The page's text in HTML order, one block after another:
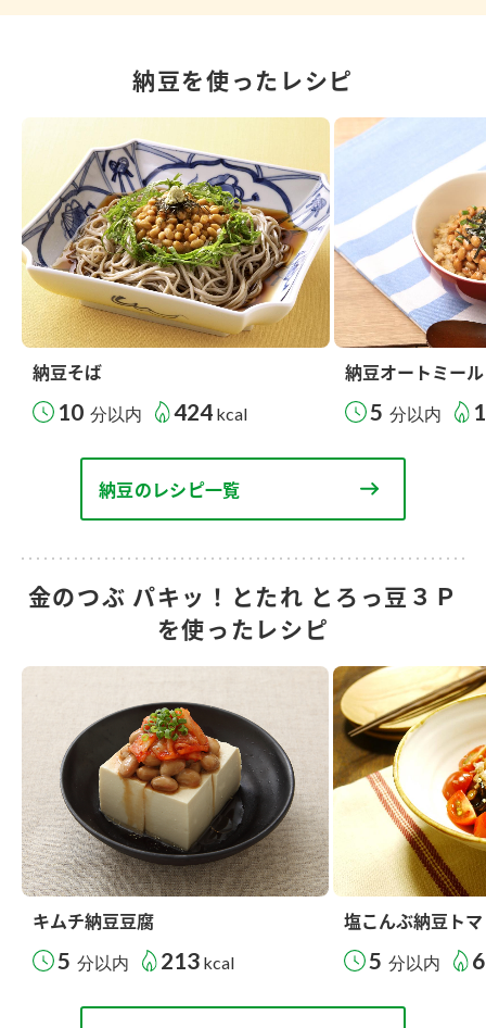
納豆を使ったレシピ
納豆そば
10 分以内 424 kcal
納豆オートミール
5 分以内
納豆のレシピ一覧
金のつぶ パキッ！とたれ とろっ豆３Ｐ
を使ったレシピ
キムチ納豆豆腐
5 分以内 213 kcal
塩こんぶ納豆トマ
5 分以内